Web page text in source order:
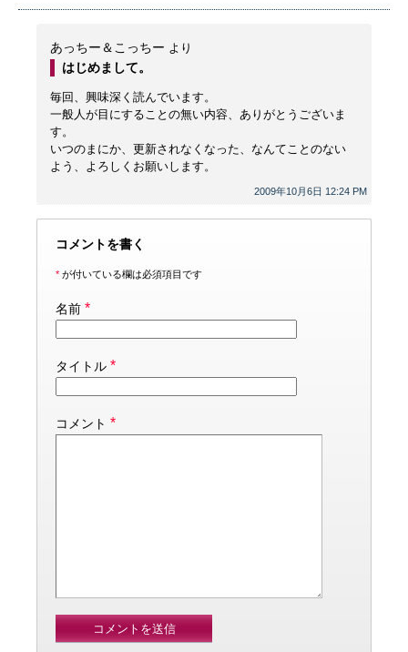
あっちー＆こっちー より
2009年10月6日 12:24 PM
はじめまして。
毎回、興味深く読んでいます。
一般人が目にすることの無い内容、ありがとうございま
す。
いつのまにか、更新されなくなった、なんてことのない
よう、よろしくお願いします。
コメントを書く
* が付いている欄は必須項目です
名前 *
タイトル *
コメント *